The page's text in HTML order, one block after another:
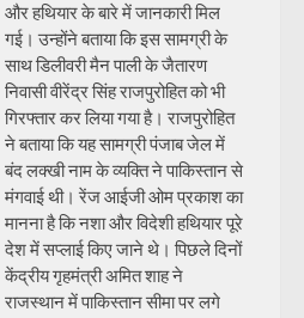
और हथियार के बारे में जानकारी मिल
गई। उन्होंने बताया कि इस सामग्री के
साथ डिलीवरी मैन पाली के जैतारण
निवासी वीरेंद्र सिंह राजपुरोहित को भी
गिरफ्तार कर लिया गया है। राजपुरोहित
ने बताया कि यह सामग्री पंजाब जेल में
बंद लक्खी नाम के व्यक्ति ने पाकिस्तान से
मंगवाई थी। रेंज आईजी ओम प्रकाश का
मानना है कि नशा और विदेशी हथियार पूरे
देश में सप्लाई किए जाने थे। पिछले दिनों
केंद्रीय गृहमंत्री अमित शाह ने
राजस्थान में पाकिस्तान सीमा पर लगे